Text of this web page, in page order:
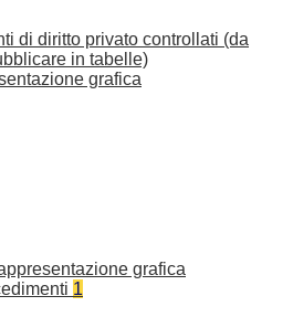
di diritto privato controllati (da
in tabelle)
grafica
grafica
1